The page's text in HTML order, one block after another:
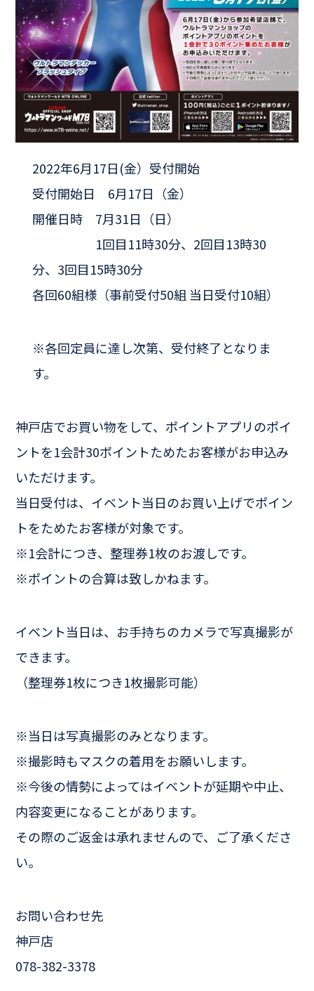
2022年6月17日(金）受付開始
受付開始日 6月17日（金）
開催日時 7月31日（日）
1回目11時30分、2回目13時30
分、3回目15時30分
各回60組様（事前受付50組 当日受付10組）
※各回定員に達し次第、受付終了となりま
す。
神戸店でお買い物をして、ポイントアプリのポイ
ントを1会計30ポイントためたお客様がお申込み
いただけます。
当日受付は、イベント当日のお買い上げでポイン
トをためたお客様が対象です。
※1会計につき、整理券1枚のお渡しです。
※ポイントの合算は致しかねます。
イベント当日は、お手持ちのカメラで写真撮影が
できます。
（整理券1枚につき1枚撮影可能）
※当日は写真撮影のみとなります。
※撮影時もマスクの着用をお願いします。
※今後の情勢によってはイベントが延期や中止、
内容変更になることがあります。
その際のご返金は承れませんので、ご了承くださ
い。
お問い合わせ先
神戸店
078-382-3378